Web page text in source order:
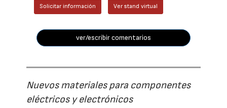
Solicitar información Ver stand virtual
ver/escribir comentarios
Nuevos materiales para componentes
eléctricos y electrónicos